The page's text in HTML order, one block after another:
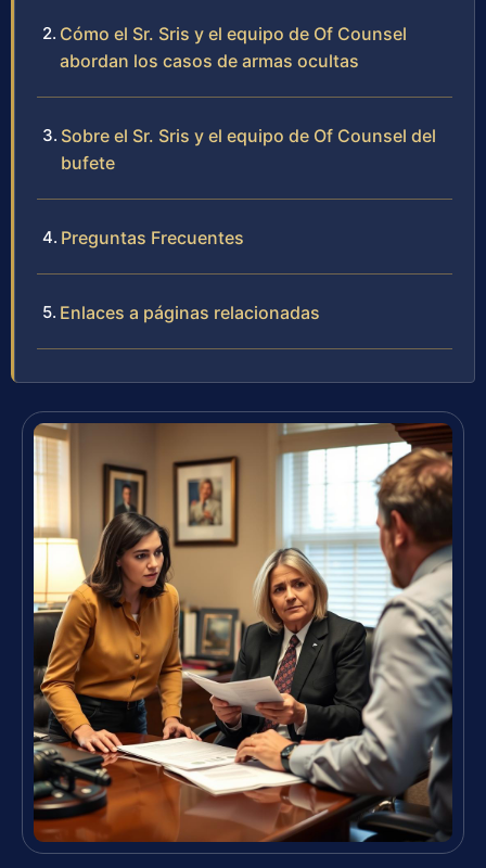
Cómo el Sr. Sris y el equipo de Of Counsel
abordan los casos de armas ocultas
Sobre el Sr. Sris y el equipo de Of Counsel del
bufete
Preguntas Frecuentes
Enlaces a páginas relacionadas